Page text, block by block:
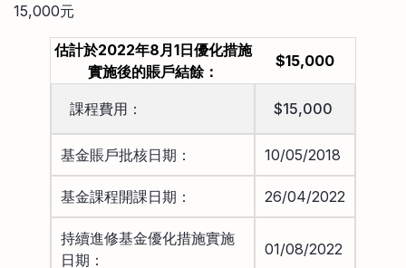
15,000元
估計於2022年8月1日優化措施
實施後的賬戶結餘：
$15,000
課程費用： $15,000
基金賬戶批核日期： 10/05/2018
基金課程開課日期： 26/04/2022
持續進修基金優化措施實施
日期：
01/08/2022